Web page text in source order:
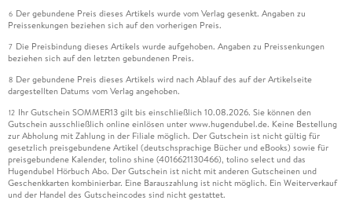
6 Der gebundene Preis dieses Artikels wurde vom Verlag gesenkt. Angaben zu
Preissenkungen beziehen sich auf den vorherigen Preis.
7 Die Preisbindung dieses Artikels wurde aufgehoben. Angaben zu Preissenkungen
beziehen sich auf den letzten gebundenen Preis.
8 Der gebundene Preis dieses Artikels wird nach Ablauf des auf der Artikelseite
dargestellten Datums vom Verlag angehoben.
12 Ihr Gutschein SOMMER13 gilt bis einschließlich 10.08.2026. Sie können den
Gutschein ausschließlich online einlösen unter www.hugendubel.de. Keine Bestellung
zur Abholung mit Zahlung in der Filiale möglich. Der Gutschein ist nicht gültig für
gesetzlich preisgebundene Artikel (deutschsprachige Bücher und eBooks) sowie für
preisgebundene Kalender, tolino shine (4016621130466), tolino select und das
Hugendubel Hörbuch Abo. Der Gutschein ist nicht mit anderen Gutscheinen und
Geschenkkarten kombinierbar. Eine Barauszahlung ist nicht möglich. Ein Weiterverkauf
und der Handel des Gutscheincodes sind nicht gestattet.